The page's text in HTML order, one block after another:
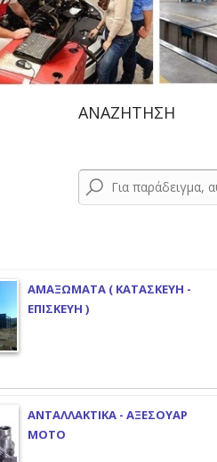
ΑΝΑΖΗΤΗΣΗ
ΑΜΑΞΩΜΑΤΑ ( ΚΑΤΑΣΚΕΥΗ -
ΕΠΙΣΚΕΥΗ )
ΑΝΤΑΛΛΑΚΤΙΚΑ - ΑΞΕΣΟΥΑΡ
ΜΟΤΟ